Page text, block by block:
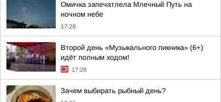
Омичка запечатлела Млечный Путь на
ночном небе
17:28
Второй день «Музыкального пикника» (6+)
идёт полным ходом!
17:28
Зачем выбирать рыбный день?